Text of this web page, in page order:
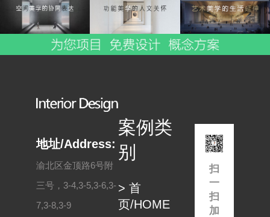
与功
能的
结
合，
情感
与文
表
尤其
在...
空间
的展
现手
影响
顾客
绪、
行为
与
体...
空间
能力
正逐
造与
控制
不仅
是美
学与
用户
体验
层...
地址/Address:
渝北区金顶路6号附
三号，3-4,3-5,3-6,3-
7,3-8,3-9
案例类
别
> 首
页/HOME
扫
一
扫
加